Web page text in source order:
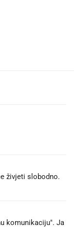
živjeti slobodno.
komunikaciju". Ja